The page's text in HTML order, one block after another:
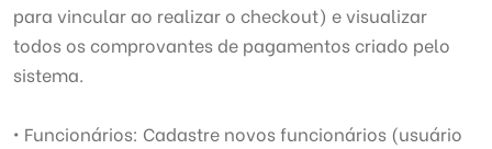
para vincular ao realizar o checkout) e visualizar
todos os comprovantes de pagamentos criado pelo
sistema.
• Funcionários: Cadastre novos funcionários (usuário